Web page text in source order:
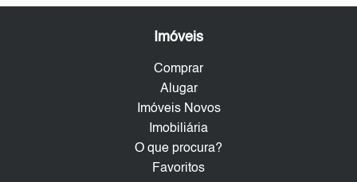
Imóveis
Comprar
Alugar
Imóveis Novos
Imobiliária
O que procura?
Favoritos